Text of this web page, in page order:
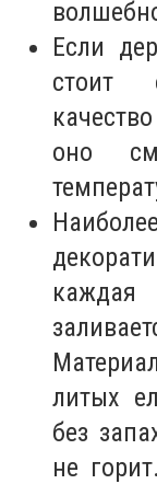
Если
стоит
оно
литых
без
не